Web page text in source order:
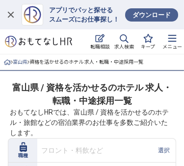
アプリでパッと探せる
スムーズにお仕事探し！
ダウンロード
転職相談 求人検索 キープ メニュー
ログイン
求人・施設を探す
就職・転職 合同説明会
おもてなしHRについて
ご利用の流れ
富山県 資格を活かせるのホテル 求人・転職・中途採用一覧
富山県 / 資格を活かせるのホテル 求人・
転職・中途採用一覧
おもてなしHRでは、富山県 / 資格を活かせるのホテ
ル・旅館などの宿泊業界のお仕事を多数ご紹介いた
します。
職種
フロント・料飲など 選択